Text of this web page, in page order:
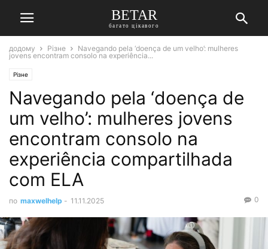
BETAR
багато цікавого
додому Різне
Navegando pela ‘doença de um velho’: mulheres
jovens encontram consolo na experiência...
Різне
Navegando pela ‘doença de
um velho’: mulheres jovens
encontram consolo na
experiência compartilhada
com ELA
по maxwelhelp - 11.11.2025 0